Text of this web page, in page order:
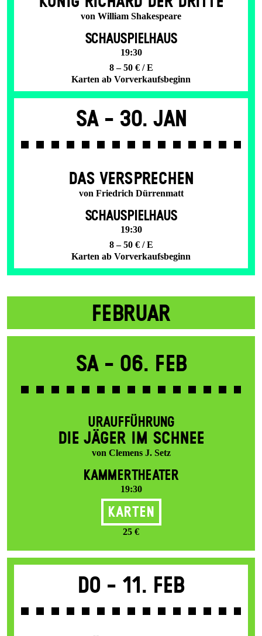
von William Shakespeare
SCHAUSPIELHAUS
19:30
8 – 50 € / E
Karten ab Vorverkaufsbeginn
Sa - 30. Jan
DAS VER­SPRECHEN
von Friedrich Dürrenmatt
SCHAUSPIELHAUS
19:30
8 – 50 € / E
Karten ab Vorverkaufsbeginn
FEBRUAR
Sa - 06. Feb
URAUFFÜHRUNG
DIE JÄGER IM SCHNEE
von Clemens J. Setz
KAMMERTHEATER
19:30
Karten
25 €
Do - 11. Feb